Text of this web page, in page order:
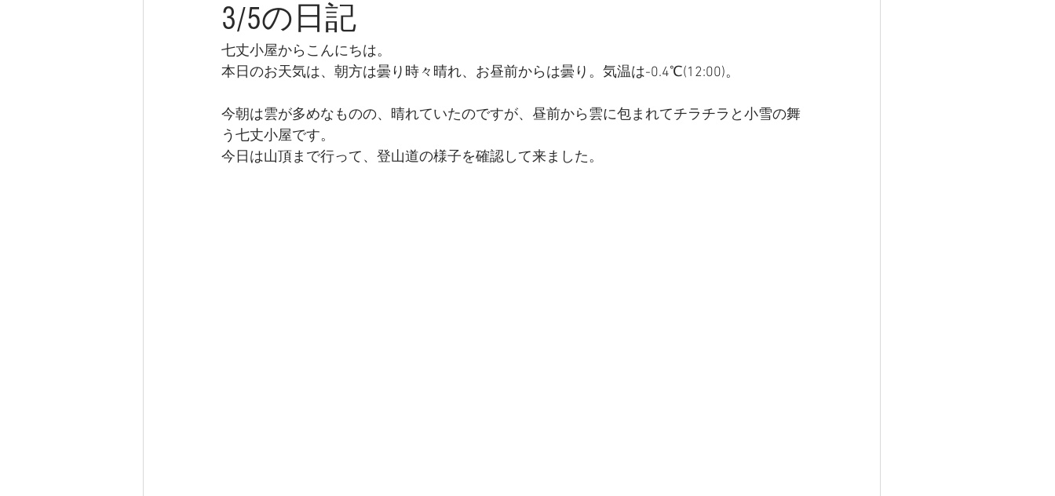
3/5の日記
七丈小屋からこんにちは。
本日のお天気は、朝方は曇り時々晴れ、お昼前からは曇り。気温は-0.4℃(12:00)。
今朝は雲が多めなものの、晴れていたのですが、昼前から雲に包まれてチラチラと小雪の舞
う七丈小屋です。
今日は山頂まで行って、登山道の様子を確認して来ました。